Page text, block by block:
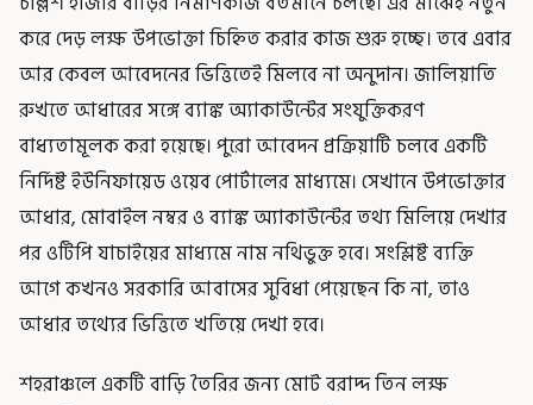
করে দেড় লক্ষ উপভোক্তা চিহ্নিত করার কাজ শুরু হচ্ছে। তবে এবার
আর কেবল আবেদনের ভিত্তিতেই মিলবে না অনুদান। জালিয়াতি
রুখতে আধারের সঙ্গে ব্যাঙ্ক অ্যাকাউন্টের সংযুক্তিকরণ
বাধ্যতামূলক করা হয়েছে। পুরো আবেদন প্রক্রিয়াটি চলবে একটি
নির্দিষ্ট ইউনিফায়েড ওয়েব পোর্টালের মাধ্যমে। সেখানে উপভোক্তার
আধার, মোবাইল নম্বর ও ব্যাঙ্ক অ্যাকাউন্টের তথ্য মিলিয়ে দেখার
পর ওটিপি যাচাইয়ের মাধ্যমে নাম নথিভুক্ত হবে। সংশ্লিষ্ট ব্যক্তি
আগে কখনও সরকারি আবাসের সুবিধা পেয়েছেন কি না, তাও
আধার তথ্যের ভিত্তিতে খতিয়ে দেখা হবে।
শহরাঞ্চলে একটি বাড়ি তৈরির জন্য মোট বরাদ্দ তিন লক্ষ